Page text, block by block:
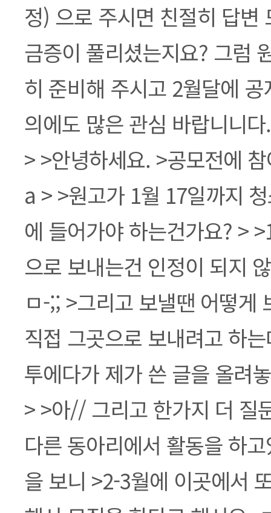
정) 으로 주시면 친절히 답변
금증이 풀리셨는지요? 그럼
히 준비해 주시고 2월달에
의에도 많은 관심 바랍니니
> >안녕하세요. >공모전에
a > >원고가 1월 17일까지
에 들어가야 하는건가요? >
으로 보내는건 인정이 되지
ㅁ-;; >그리고 보낼땐 어떻게
직접 그곳으로 보내려고 하
투에다가 제가 쓴 글을 올려
> >아// 그리고 한가지 더 질
다른 동아리에서 활동을 하
을 보니 >2-3월에 이곳에서